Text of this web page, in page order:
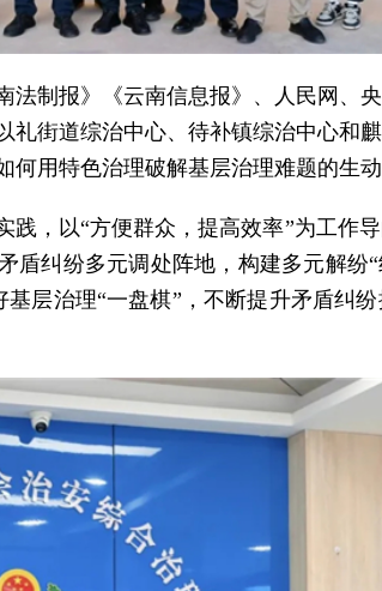
制报》《云南信息报》、人民网、
街道综治中心、待补镇综治中心和
用特色治理破解基层治理难题的生动
，以“方便群众，提高效率”为工作
盾纠纷多元调处阵地，构建多元解纷
层治理“一盘棋”，不断提升矛盾纠